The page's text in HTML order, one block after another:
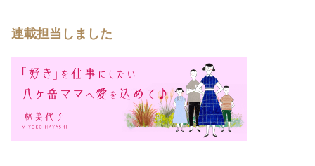
連載担当しました